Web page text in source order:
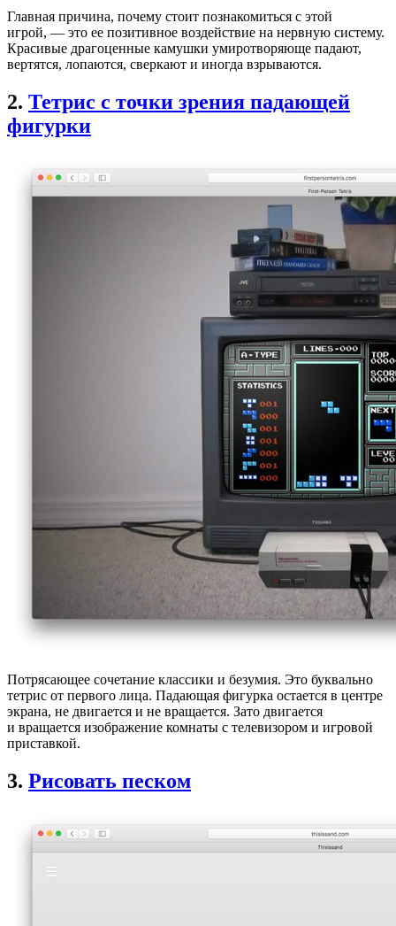
Главная причина, почему стоит познакомиться с этой
игрой, — это ее позитивное воздействие на нервную систему.
Красивые драгоценные камушки умиротворяюще падают,
вертятся, лопаются, сверкают и иногда взрываются.
2. Тетрис с точки зрения падающей
фигурки
Потрясающее сочетание классики и безумия. Это буквально
тетрис от первого лица. Падающая фигурка остается в центре
экрана, не двигается и не вращается. Зато двигается
и вращается изображение комнаты с телевизором и игровой
приставкой.
3. Рисовать песком